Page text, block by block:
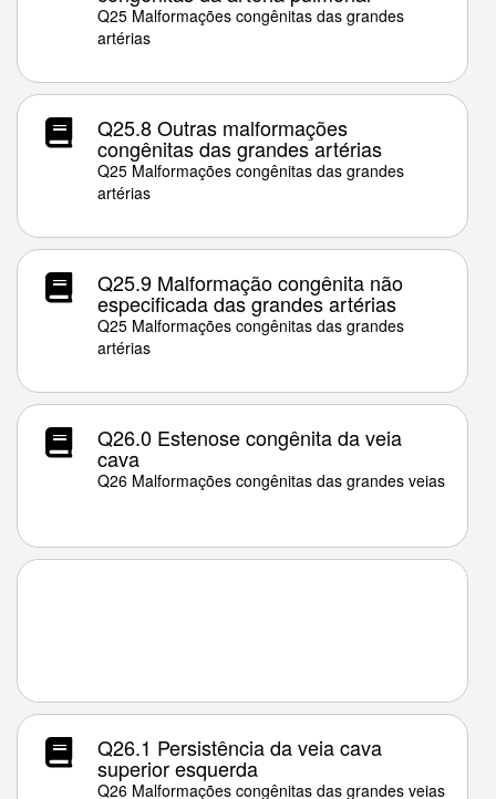
Q25 Malformações congênitas das grandes
artérias
Q25.8 Outras malformações
congênitas das grandes artérias
Q25 Malformações congênitas das grandes
artérias
Q25.9 Malformação congênita não
especificada das grandes artérias
Q25 Malformações congênitas das grandes
artérias
Q26.0 Estenose congênita da veia
cava
Q26 Malformações congênitas das grandes veias
Q26.1 Persistência da veia cava
superior esquerda
Q26 Malformações congênitas das grandes veias